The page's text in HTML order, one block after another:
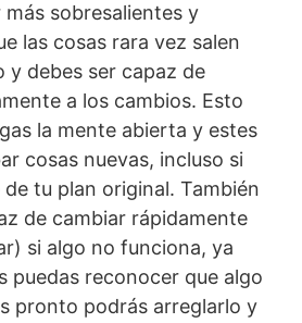
sobresalientes y
las cosas rara vez salen
y debes ser capaz de
a los cambios. Esto
la mente abierta y estes
cosas nuevas, incluso si
tu plan original. También
de cambiar rápidamente
si algo no funciona, ya
puedas reconocer que algo
pronto podrás arreglarlo y